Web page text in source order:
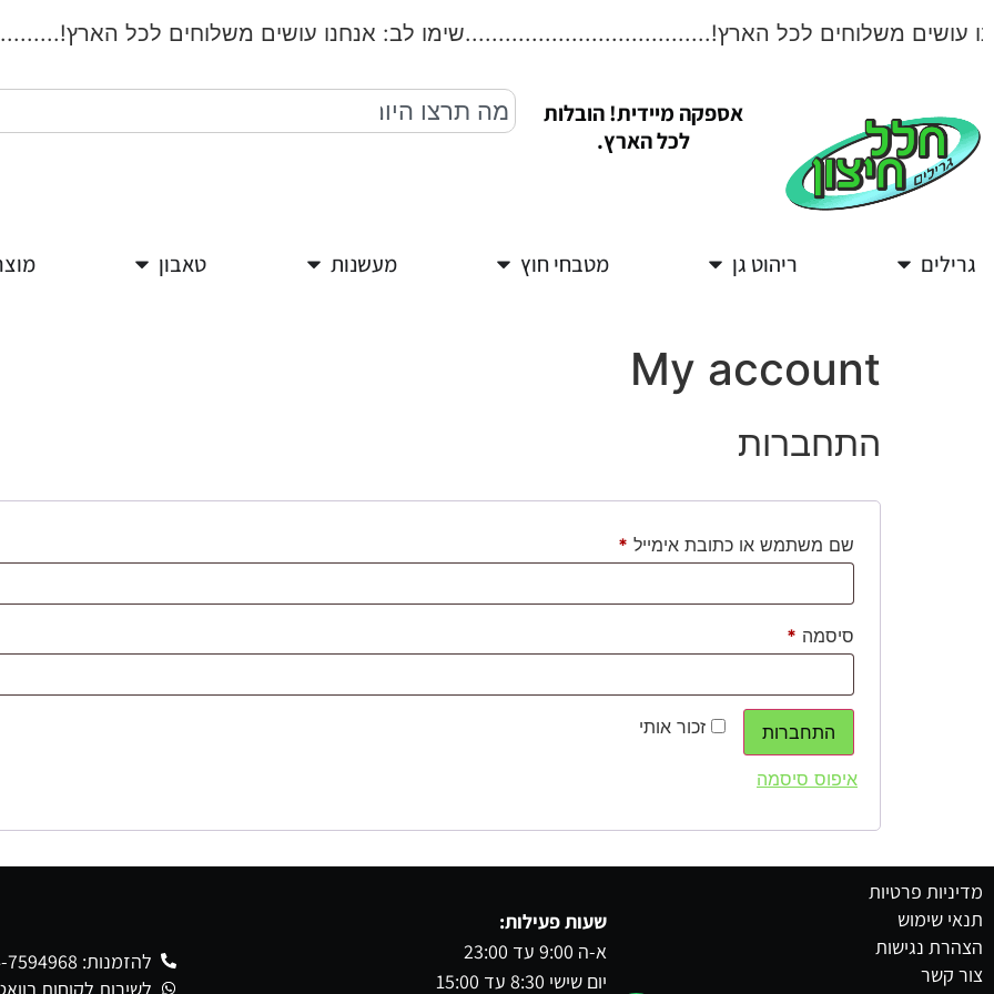
עושים משלוחים לכל הארץ!.....................................שימו לב: אנחנו עושים משלוחים לכל
אספקה מיידית! הובלות
לכל הארץ.
גרילים ריהוט גן מטבחי חוץ מעשנות טאבון
My account
התחברות
שם משתמש או כתובת אימייל *
סיסמה *
זכור אותי התחברות
איפוס סיסמה
מדיניות פרטיות
תנאי שימוש
הצהרת נגישות
צור קשר
שעות פעילות:
א-ה 9:00 עד 23:00
יום שישי 8:30 עד 15:00
להזמנות: 054-7594968
לשירות לקוחות